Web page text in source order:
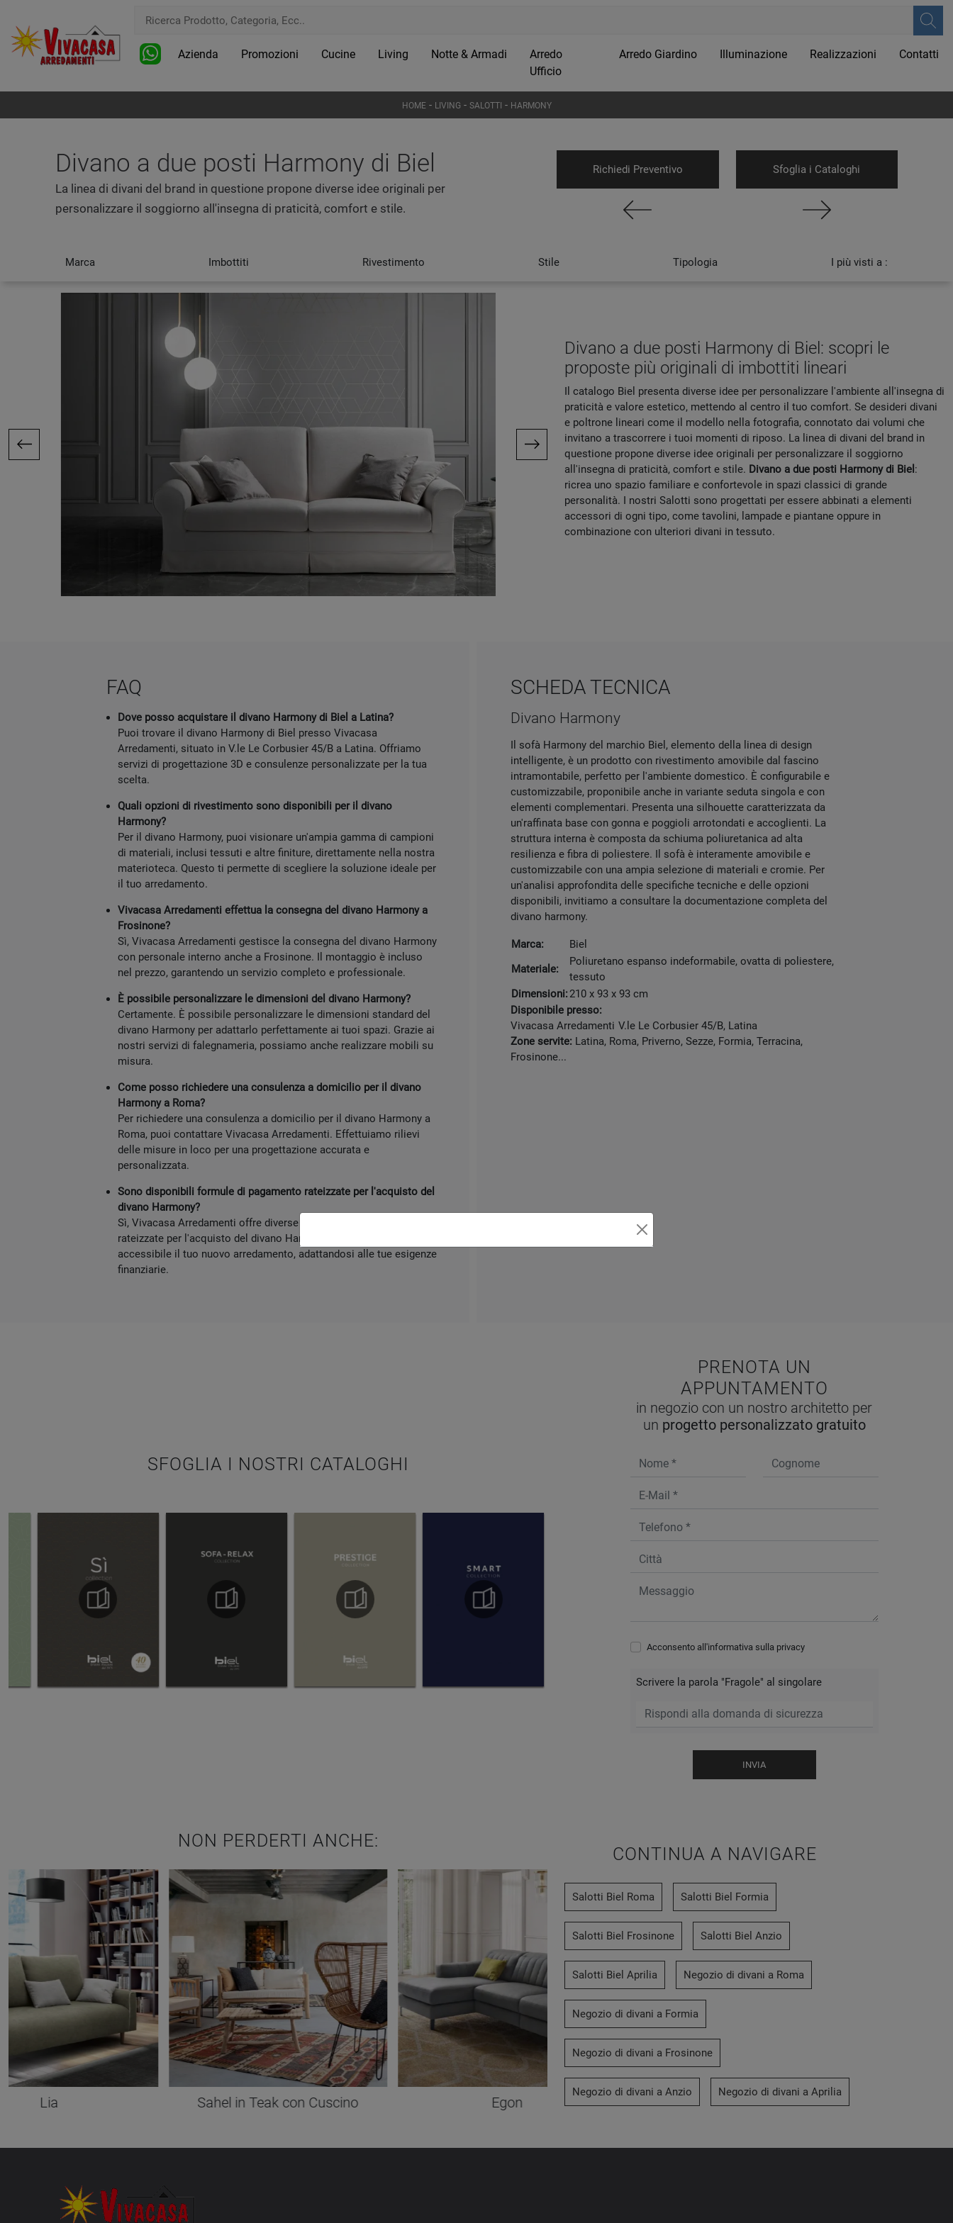
Azienda Promozioni Cucine Living Notte & Armadi
Arredo
Ufficio
Arredo Giardino Illuminazione Realizzazioni Contatti
HOME- LIVING - SALOTTI - HARMONY
Divano a due posti Harmony di Biel
La linea di divani del brand in questione propone diverse idee originali per
personalizzare il soggiorno all'insegna di praticità, comfort e stile.
Richiedi Preventivo Sfoglia i Cataloghi
Marca Imbottiti Rivestimento Stile Tipologia I più visti a :
Divano a due posti Harmony di Biel: scopri le
proposte più originali di imbottiti lineari
Il catalogo Biel presenta diverse idee per personalizzare l'ambiente all'insegna di
praticità e valore estetico, mettendo al centro il tuo comfort. Se desideri divani
e poltrone lineari come il modello nella fotografia, connotato dai volumi che
invitano a trascorrere i tuoi momenti di riposo. La linea di divani del brand in
questione propone diverse idee originali per personalizzare il soggiorno
all'insegna di praticità, comfort e stile. Divano a due posti Harmony di Biel :
ricrea uno spazio familiare e confortevole in spazi classici di grande
personalità. I nostri Salotti sono progettati per essere abbinati a elementi
accessori di ogni tipo, come tavolini, lampade e piantane oppure in
combinazione con ulteriori divani in tessuto.
FAQ
Dove posso acquistare il divano Harmony di Biel a Latina?
Puoi trovare il divano Harmony di Biel presso Vivacasa
Arredamenti, situato in V.le Le Corbusier 45/B a Latina. Offriamo
servizi di progettazione 3D e consulenze personalizzate per la tua
scelta.
Quali opzioni di rivestimento sono disponibili per il divano
Harmony?
Per il divano Harmony, puoi visionare un'ampia gamma di campioni
di materiali, inclusi tessuti e altre finiture, direttamente nella nostra
materioteca. Questo ti permette di scegliere la soluzione ideale per
il tuo arredamento.
Vivacasa Arredamenti effettua la consegna del divano Harmony a
Frosinone?
Sì, Vivacasa Arredamenti gestisce la consegna del divano Harmony
con personale interno anche a Frosinone. Il montaggio è incluso
nel prezzo, garantendo un servizio completo e professionale.
È possibile personalizzare le dimensioni del divano Harmony?
Certamente. È possibile personalizzare le dimensioni standard del
divano Harmony per adattarlo perfettamente ai tuoi spazi. Grazie ai
nostri servizi di falegnameria, possiamo anche realizzare mobili su
misura.
Come posso richiedere una consulenza a domicilio per il divano
Harmony a Roma?
Per richiedere una consulenza a domicilio per il divano Harmony a
Roma, puoi contattare Vivacasa Arredamenti. Effettuiamo rilievi
delle misure in loco per una progettazione accurata e
personalizzata.
Sono disponibili formule di pagamento rateizzate per l'acquisto del
divano Harmony?
Sì, Vivacasa Arredamenti offre diverse formule di pagamento
rateizzate per l'acquisto del divano Harmony. Questo rende più
accessibile il tuo nuovo arredamento, adattandosi alle tue esigenze
finanziarie.
SCHEDA TECNICA
Divano Harmony
Il sofà Harmony del marchio Biel, elemento della linea di design
intelligente, è un prodotto con rivestimento amovibile dal fascino
intramontabile, perfetto per l'ambiente domestico. È configurabile e
customizzabile, proponibile anche in variante seduta singola e con
elementi complementari. Presenta una silhouette caratterizzata da
un'raffinata base con gonna e poggioli arrotondati e accoglienti. La
struttura interna è composta da schiuma poliuretanica ad alta
resilienza e fibra di poliestere. Il sofà è interamente amovibile e
customizzabile con una ampia selezione di materiali e cromie. Per
un'analisi approfondita delle specifiche tecniche e delle opzioni
disponibili, invitiamo a consultare la documentazione completa del
divano harmony.
Marca:
Biel
Materiale:
Poliuretano espanso indeformabile, ovatta di poliestere,
tessuto
Dimensioni:210 x 93 x 93 cm
Disponibile presso:
Vivacasa Arredamenti V.le Le Corbusier 45/B, Latina
Zone servite: Latina, Roma, Priverno, Sezze, Formia, Terracina,
Frosinone...
SFOGLIA I NOSTRI CATALOGHI
PRENOTA UN
APPUNTAMENTO
in negozio con un nostro architetto per
un progetto personalizzato gratuito
Acconsento all'informativa sulla privacy
Scrivere la parola "Fragole" al singolare
INVIA
NON PERDERTI ANCHE:
Lia Sahel in Teak con Cuscino Egon Star
CONTINUA A NAVIGARE
Salotti Biel Roma Salotti Biel Formia
Salotti Biel Frosinone Salotti Biel Anzio
Salotti Biel Aprilia Negozio di divani a Roma
Negozio di divani a Formia
Negozio di divani a Frosinone
Negozio di divani a Anzio Negozio di divani a Aprilia